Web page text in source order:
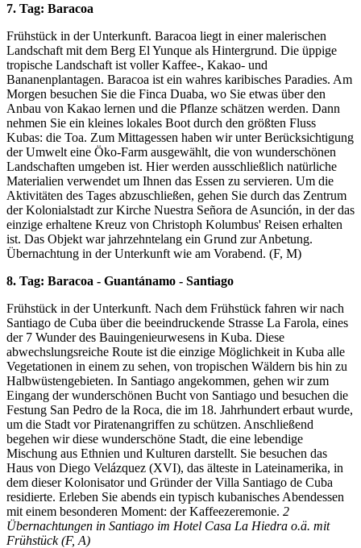
7. Tag: Baracoa
Frühstück in der Unterkunft. Baracoa liegt in einer malerischen
Landschaft mit dem Berg El Yunque als Hintergrund. Die üppige
tropische Landschaft ist voller Kaffee-, Kakao- und
Bananenplantagen. Baracoa ist ein wahres karibisches Paradies. Am
Morgen besuchen Sie die Finca Duaba, wo Sie etwas über den
Anbau von Kakao lernen und die Pflanze schätzen werden. Dann
nehmen Sie ein kleines lokales Boot durch den größten Fluss
Kubas: die Toa. Zum Mittagessen haben wir unter Berücksichtigung
der Umwelt eine Öko-Farm ausgewählt, die von wunderschönen
Landschaften umgeben ist. Hier werden ausschließlich natürliche
Materialien verwendet um Ihnen das Essen zu servieren. Um die
Aktivitäten des Tages abzuschließen, gehen Sie durch das Zentrum
der Kolonialstadt zur Kirche Nuestra Señora de Asunción, in der das
einzige erhaltene Kreuz von Christoph Kolumbus' Reisen erhalten
ist. Das Objekt war jahrzehntelang ein Grund zur Anbetung.
Übernachtung in der Unterkunft wie am Vorabend. (F, M)
8. Tag: Baracoa - Guantánamo - Santiago
Frühstück in der Unterkunft. Nach dem Frühstück fahren wir nach
Santiago de Cuba über die beeindruckende Strasse La Farola, eines
der 7 Wunder des Bauingenieurwesens in Kuba. Diese
abwechslungsreiche Route ist die einzige Möglichkeit in Kuba alle
Vegetationen in einem zu sehen, von tropischen Wäldern bis hin zu
Halbwüstengebieten. In Santiago angekommen, gehen wir zum
Eingang der wunderschönen Bucht von Santiago und besuchen die
Festung San Pedro de la Roca, die im 18. Jahrhundert erbaut wurde,
um die Stadt vor Piratenangriffen zu schützen. Anschließend
begehen wir diese wunderschöne Stadt, die eine lebendige
Mischung aus Ethnien und Kulturen darstellt. Sie besuchen das
Haus von Diego Velázquez (XVI), das älteste in Lateinamerika, in
dem dieser Kolonisator und Gründer der Villa Santiago de Cuba
residierte. Erleben Sie abends ein typisch kubanisches Abendessen
mit einem besonderen Moment: der Kaffeezeremonie. 2
Übernachtungen in Santiago im Hotel Casa La Hiedra o.ä. mit
Frühstück (F, A)